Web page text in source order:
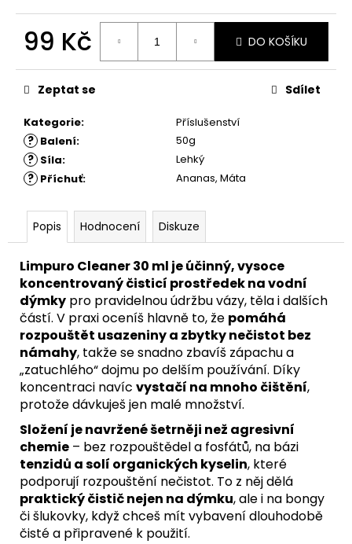
99 Kč DO KOŠÍKU
Kategorie: Příslušenství
? Balení: 50g
? Síla: Lehký
? Příchuť: Ananas, Máta
Zeptat se Sdílet
Popis Hodnocení Diskuze
Limpuro Cleaner 30 ml je účinný, vysoce
koncentrovaný čisticí prostředek na vodní
dýmky pro pravidelnou údržbu vázy, těla i dalších
částí. V praxi oceníš hlavně to, že pomáhá
rozpouštět usazeniny a zbytky nečistot bez
námahy, takže se snadno zbavíš zápachu a
„zatuchlého“ dojmu po delším používání. Díky
koncentraci navíc vystačí na mnoho čištění,
protože dávkuješ jen malé množství.
Složení je navržené šetrněji než agresivní
chemie – bez rozpouštědel a fosfátů, na bázi
tenzidů a solí organických kyselin, které
podporují rozpouštění nečistot. To z něj dělá
praktický čistič nejen na dýmku, ale i na bongy
či šlukovky, když chceš mít vybavení dlouhodobě
čisté a připravené k použití.
e
m